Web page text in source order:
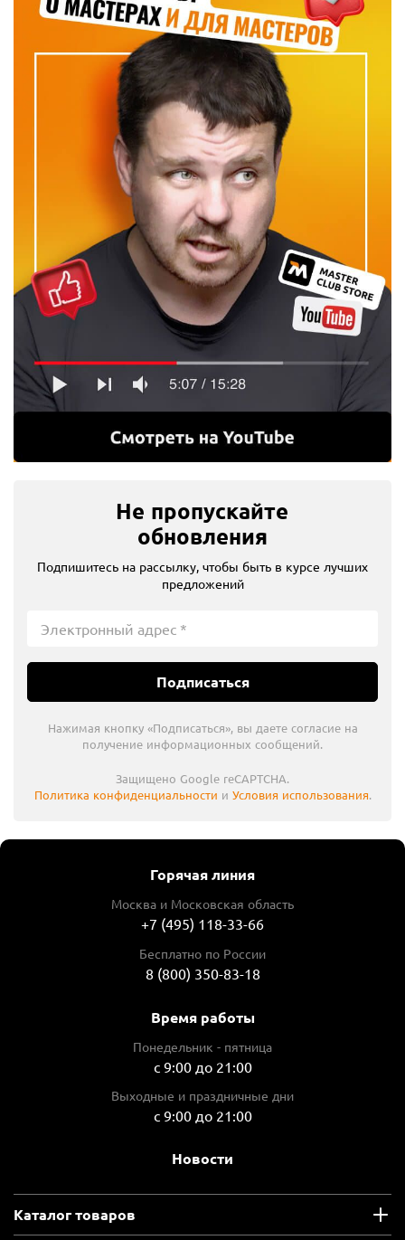
Не пропускайте
обновления
Подпишитесь на рассылку, чтобы быть в курсе лучших
предложений
Подписаться
Нажимая кнопку «Подписаться», вы даете согласие на
получение информационных сообщений.
Защищено Google reCAPTCHA.
Политика конфиденциальности и Условия использования.
Горячая линия
Москва и Московская область
+7 (495) 118-33-66
Бесплатно по России
8 (800) 350-83-18
Время работы
Понедельник - пятница
с 9:00 до 21:00
Выходные и праздничные дни
с 9:00 до 21:00
Новости
Каталог товаров